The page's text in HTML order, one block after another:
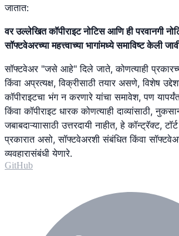
जातात:
वर उल्लेखित कॉपीराइट नोटिस आणि ही परवानगी
सॉफ्टवेअरच्या महत्त्वाच्या भागांमध्ये समाविष्ट केली
सॉफ्टवेअर "जसे आहे" दिले जाते, कोणत्याही
किंवा अप्रत्यक्ष, विक्रीसाठी तयार असणे, विशेष
कॉपीराइटचा भंग न करणारे यांचा समावेश, पण
किंवा कॉपीराइट धारक कोणत्याही दाव्यांसाठी,
जबाबदाऱ्याासाठी उत्तरदायी नाहीत, हे कॉन्ट्रॅक्ट,
प्रकारात असो, सॉफ्टवेअरशी संबंधित किंवा
व्यवहारासंबंधी येणारे.
GitHub